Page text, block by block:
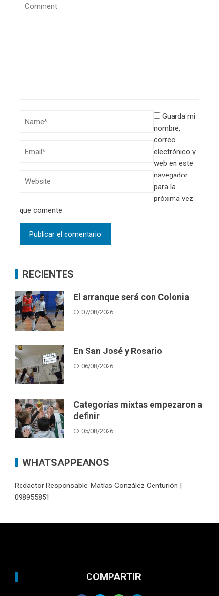
Guarda mi
nombre,
correo
electrónico y
web en este
navegador
para la
próxima vez
que comente.
RECIENTES
El arranque será con Colonia
07/08/2026
En San José y Rosario
06/08/2026
Categorías mixtas empezaron a
definir
05/08/2026
WHATSAPPEANOS
Redactor Responsable: Matías González Centurión |
098955851
COMPARTIR